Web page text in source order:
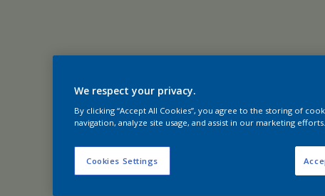
We respect your privacy.
By clicking “Accept All Cookies”, you agree to the storing of
navigation, analyze site usage, and assist in our marketing efforts.
Cookies Settings